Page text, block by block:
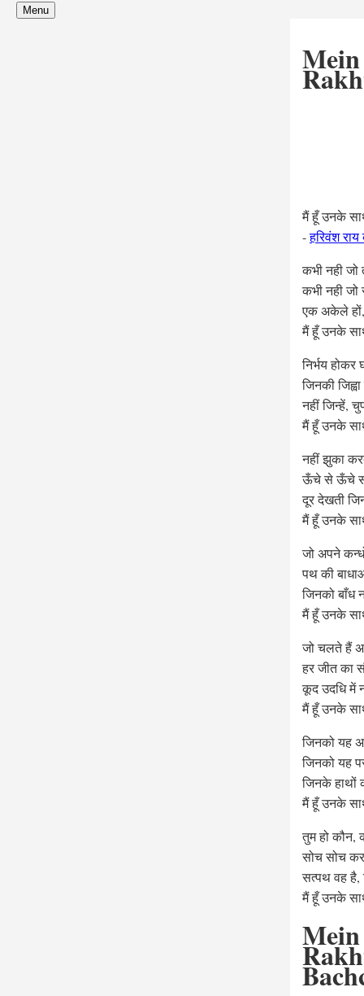
Menu
मैं हूँ उनके
-हरिवंश
कभी नही
कभी नही
एक अकेले हों,
मैं हूँ उनके
निर्भय होकर
जिनकी
नहीं जिन्हें,
मैं हूँ उनके
नहीं झुका
ऊँचे से ऊँचे
दूर देखती
मैं हूँ उनके
जो अपने
पथ की
जिनको बाँध
मैं हूँ उनके
जो चलते हैं
हर जीत का
कूद उदधि में
मैं हूँ उनके
जिनको यह
जिनको यह
जिनके हाथों
मैं हूँ उनके
तुम हो कौन,
सोच सोच
सत्पथ वह है,
मैं हूँ उनके